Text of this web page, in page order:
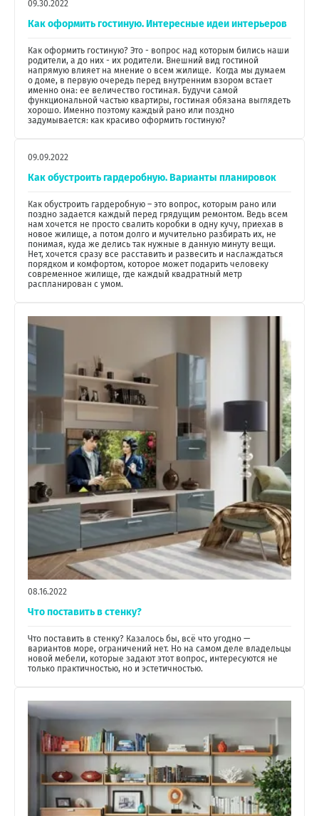
09.30.2022
Как оформить гостиную. Интересные идеи интерьеров
Как оформить гостиную? Это - вопрос над которым бились наши
родители, а до них - их родители. Внешний вид гостиной
напрямую влияет на мнение о всем жилище. Когда мы думаем
о доме, в первую очередь перед внутренним взором встает
именно она: ее величество гостиная. Будучи самой
функциональной частью квартиры, гостиная обязана выглядеть
хорошо. Именно поэтому каждый рано или поздно
задумывается: как красиво оформить гостиную?
09.09.2022
Как обустроить гардеробную. Варианты планировок
Как обустроить гардеробную – это вопрос, которым рано или
поздно задается каждый перед грядущим ремонтом. Ведь всем
нам хочется не просто свалить коробки в одну кучу, приехав в
новое жилище, а потом долго и мучительно разбирать их, не
понимая, куда же делись так нужные в данную минуту вещи.
Нет, хочется сразу все расставить и развесить и наслаждаться
порядком и комфортом, которое может подарить человеку
современное жилище, где каждый квадратный метр
распланирован с умом.
08.16.2022
Что поставить в стенку?
Что поставить в стенку? Казалось бы, всё что угодно —
вариантов море, ограничений нет. Но на самом деле владельцы
новой мебели, которые задают этот вопрос, интересуются не
только практичностью, но и эстетичностью.